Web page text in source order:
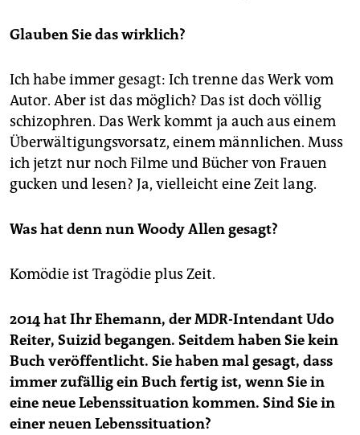
Glauben Sie das wirklich?
Ich habe immer gesagt: Ich trenne das Werk vom
Autor. Aber ist das möglich? Das ist doch völlig
schizophren. Das Werk kommt ja auch aus einem
Überwältigungsvorsatz, einem männlichen. Muss
ich jetzt nur noch Filme und Bücher von Frauen
gucken und lesen? Ja, vielleicht eine Zeit lang.
Was hat denn nun Woody Allen gesagt?
Komödie ist Tragödie plus Zeit.
2014 hat Ihr Ehemann, der MDR-Intendant Udo
Reiter, Suizid begangen. Seitdem haben Sie kein
Buch veröffentlicht. Sie haben mal gesagt, dass
immer zufällig ein Buch fertig ist, wenn Sie in
eine neue Lebenssituation kommen. Sind Sie in
einer neuen Lebenssituation?